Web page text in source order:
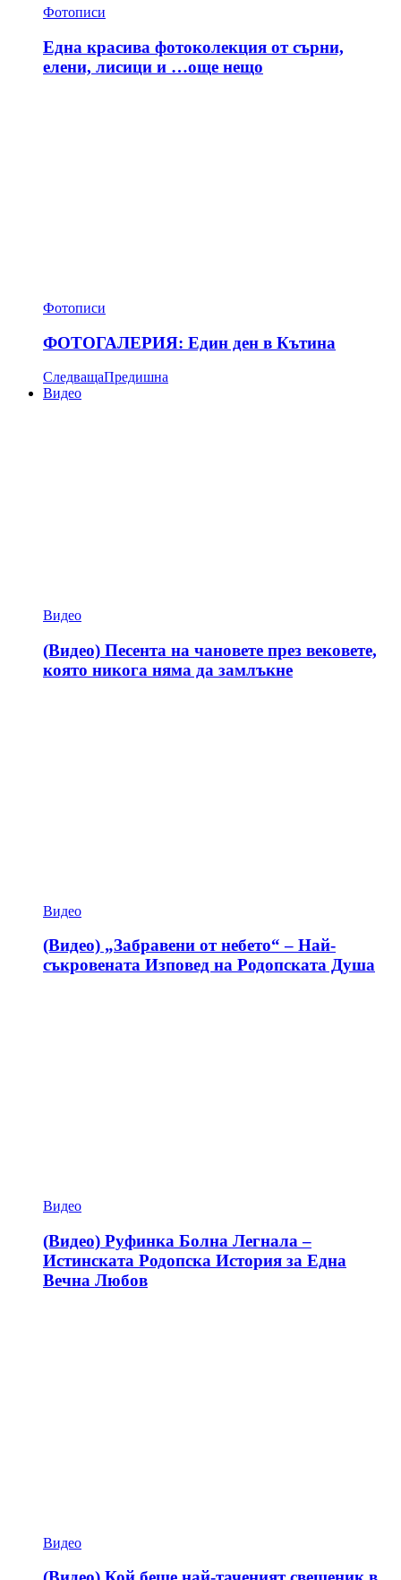
Фотописи
Една красива фотоколекция от сърни,
елени, лисици и …още нещо
Фотописи
ФОТОГАЛЕРИЯ: Един ден в Кътина
СледващаПредишна
Видео
Видео
(Видео) Песента на чановете през вековете,
която никога няма да замлъкне
Видео
(Видео) „Забравени от небето“ – Най-
съкровената Изповед на Родопската Душа
Видео
(Видео) Руфинка Болна Легнала –
Истинската Родопска История за Една
Вечна Любов
Видео